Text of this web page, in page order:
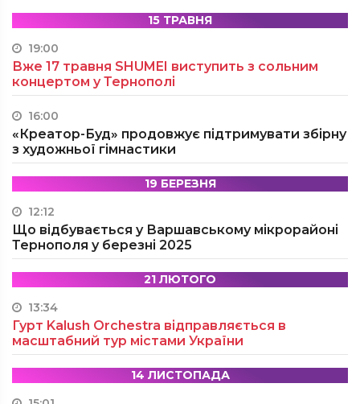
15 ТРАВНЯ
19:00
Вже 17 травня SHUMEI виступить з сольним
концертом у Тернополі
16:00
«Креатор-Буд» продовжує підтримувати збірну
з художньої гімнастики
19 БЕРЕЗНЯ
12:12
Що відбувається у Варшавському мікрорайоні
Тернополя у березні 2025
21 ЛЮТОГО
13:34
Гурт Kalush Orchestra відправляється в
масштабний тур містами України
14 ЛИСТОПАДА